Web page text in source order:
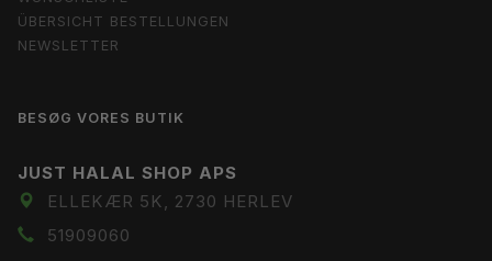
ÜBERSICHT BESTELLUNGEN
NEWSLETTER
BESØG VORES BUTIK
JUST HALAL SHOP APS
ELLEKÆR 5K, 2730 HERLEV
51909060